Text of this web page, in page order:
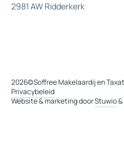
2981 AW Ridderkerk
2026©Soffree Makelaardij en
Privacybeleid
Website & marketing doorStuwio&